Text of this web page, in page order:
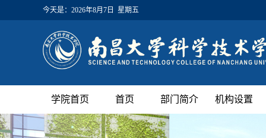
今天是： 2026年8月7日 星期五
学院首页 首页 部门简介 机构设置